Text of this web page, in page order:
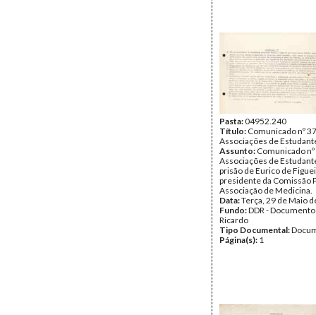
Pasta:04952.240
Título: Comunicado nº
Associações de
Assunto: Comunicado
Associações de
prisão de Eurico de
presidente da Comissão
Associação de Medicina.
Data:Terça, 29 de Maio
Fundo:DDR -
Ricardo
Tipo Documental:
Página(s): 1